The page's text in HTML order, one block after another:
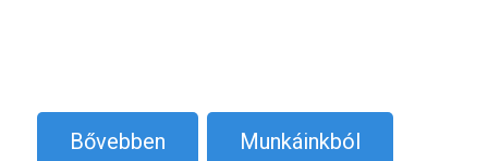
Bővebben Munkáinkból